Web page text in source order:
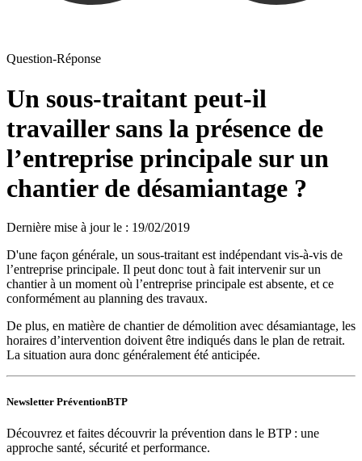
Question-Réponse
Un sous-traitant peut-il
travailler sans la présence de
l’entreprise principale sur un
chantier de désamiantage ?
Dernière mise à jour le : 19/02/2019
D'une façon générale, un sous-traitant est indépendant vis-à-vis de
l’entreprise principale. Il peut donc tout à fait intervenir sur un
chantier à un moment où l’entreprise principale est absente, et ce
conformément au planning des travaux.
De plus, en matière de chantier de démolition avec désamiantage, les
horaires d’intervention doivent être indiqués dans le plan de retrait.
La situation aura donc généralement été anticipée.
Newsletter PréventionBTP
Découvrez et faites découvrir la prévention dans le BTP : une
approche santé, sécurité et performance.